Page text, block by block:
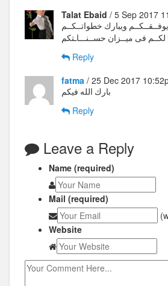
Talat Ebaid / 5 Sep 2017
يوفــقــكــم ويبارك خطواتــكــم
فى ميــزان حســنـــاـتكم
Reply
fatma / 25 Dec 2017
بارك الله فيكم
Reply
Leave a Reply
Name (required)
Mail (required)
Website